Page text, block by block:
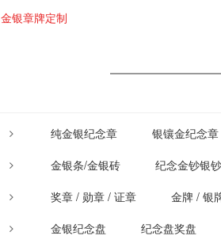
金银章牌定制
纯金银纪念章 银镶金纪念章
金银条/金银砖
纪念金钞银
奖章 / 勋章 / 证章 金牌 / 银
金银纪念盘 纪念盘奖盘